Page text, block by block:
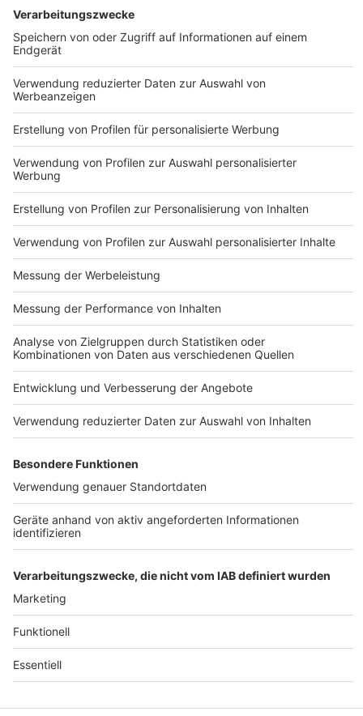
Nutzungsbedingungen
Impressum
Das Band-ABC
Jobs
Presse
Archiv
Teilnahme­bedingungen
ANTENNE BAYERN GROUP
Grounding Page ROCK
ANTENNE
Kontakt
Studio-Hotline
Werbung
Datenschutz­erklärung
Cookie- und Drittanbieter-
einstellungen
Persönliche Datenkontrolle
ROCK ANTENNE